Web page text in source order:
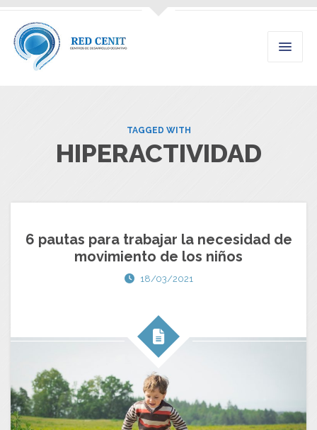
TAGGED WITH
HIPERACTIVIDAD
6 pautas para trabajar la necesidad de
movimiento de los niños
18/03/2021